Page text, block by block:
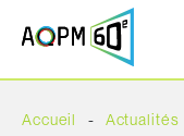
Accueil Actualités